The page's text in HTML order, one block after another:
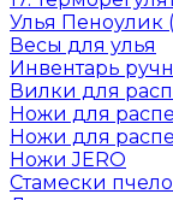
Улья Пеноулик
Весы для улья
Инвентарь
Вилки для
Ножи для
Ножи для
Ножи JERO
Стамески